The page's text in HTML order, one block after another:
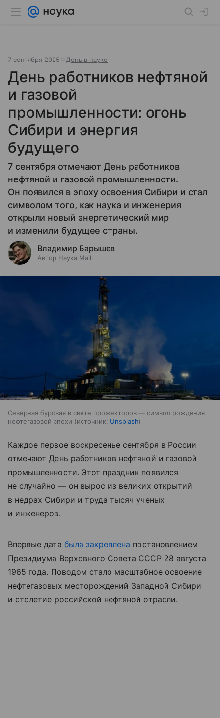
7 сентября 2025 День в науке
День работников нефтяной
и газовой
промышленности: огонь
Сибири и энергия
будущего
7 сентября отмечают День работников
нефтяной и газовой промышленности.
Он появился в эпоху освоения Сибири и стал
символом того, как наука и инженерия
открыли новый энергетический мир
и изменили будущее страны.
Владимир Барышев
Автор Наука Mail
Северная буровая в свете прожекторов — символ рождения
нефтегазовой эпохи
источник: Unsplash
Каждое первое воскресенье сентября в России
отмечают День работников нефтяной и газовой
промышленности. Этот праздник появился
не случайно — он вырос из великих открытий
в недрах Сибири и труда тысяч ученых
и инженеров.
Впервые дата была закреплена постановлением
Президиума Верховного Совета СССР 28 августа
1965 года. Поводом стало масштабное освоение
нефтегазовых месторождений Западной Сибири
и столетие российской нефтяной отрасли.